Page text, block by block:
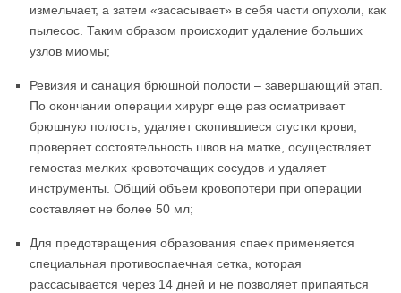
измельчает, а затем «засасывает» в себя части опухоли, как
пылесос. Таким образом происходит удаление больших
узлов миомы;
Ревизия и санация брюшной полости – завершающий этап.
По окончании операции хирург еще раз осматривает
брюшную полость, удаляет скопившиеся сгустки крови,
проверяет состоятельность швов на матке, осуществляет
гемостаз мелких кровоточащих сосудов и удаляет
инструменты. Общий объем кровопотери при операции
составляет не более 50 мл;
Для предотвращения образования спаек применяется
специальная противоспаечная сетка, которая
рассасывается через 14 дней и не позволяет припаяться